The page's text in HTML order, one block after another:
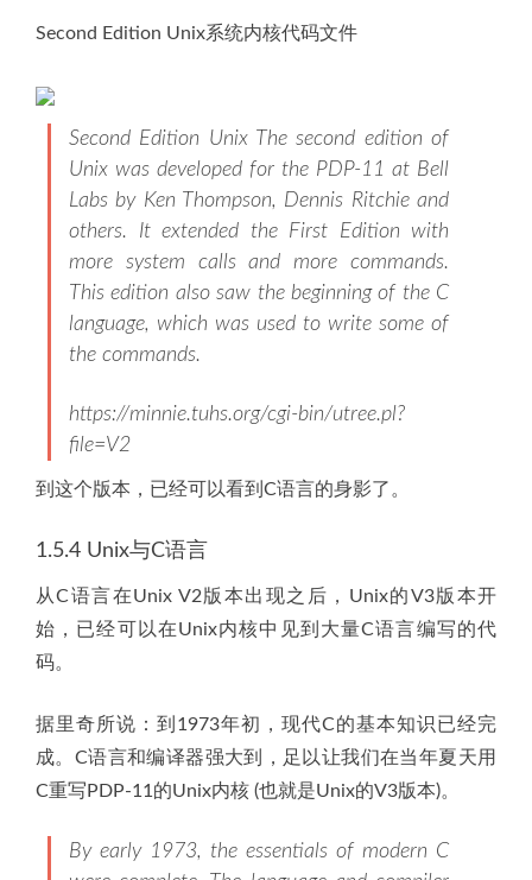
Second Edition Unix系统内核代码文件
Second Edition Unix The second edition of
Unix was developed for the PDP-11 at Bell
Labs by Ken Thompson, Dennis Ritchie and
others. It extended the First Edition with
more system calls and more commands.
This edition also saw the beginning of the C
language, which was used to write some of
the commands.
https://minnie.tuhs.org/cgi-bin/utree.pl?
file=V2
到这个版本，已经可以看到C语言的身影了。
1.5.4 Unix与C语言
从C语言在Unix V2版本出现之后，Unix的V3版本开
始，已经可以在Unix内核中见到大量C语言编写的代
码。
据里奇所说：到1973年初，现代C的基本知识已经完
成。C语言和编译器强大到，足以让我们在当年夏天用
C重写PDP-11的Unix内核 (也就是Unix的V3版本)。
By early 1973, the essentials of modern C